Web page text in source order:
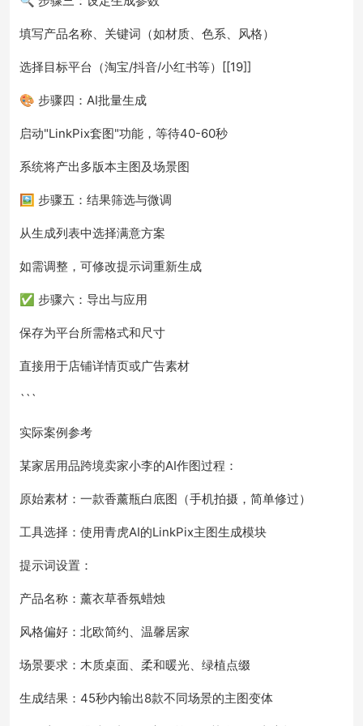
填写产品名称、关键词（如材质、色系、风格）
选择目标平台（淘宝/抖音/小红书等）[[19]]
🎨 步骤四：AI批量生成
启动"LinkPix套图"功能，等待40-60秒
系统将产出多版本主图及场景图
🖼️ 步骤五：结果筛选与微调
从生成列表中选择满意方案
如需调整，可修改提示词重新生成
✅ 步骤六：导出与应用
保存为平台所需格式和尺寸
直接用于店铺详情页或广告素材
```
实际案例参考
某家居用品跨境卖家小李的AI作图过程：
原始素材：一款香薰瓶白底图（手机拍摄，简单修过）
工具选择：使用青虎AI的LinkPix主图生成模块
提示词设置：
产品名称：薰衣草香氛蜡烛
风格偏好：北欧简约、温馨居家
场景要求：木质桌面、柔和暖光、绿植点缀
生成结果：45秒内输出8款不同场景的主图变体